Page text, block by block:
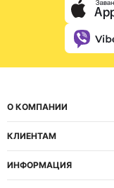
О КОМПАНИИ
КЛИЕНТАМ
ИНФОРМАЦИЯ